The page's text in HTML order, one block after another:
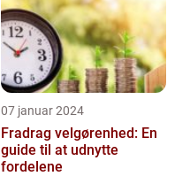
07 januar 2024
Fradrag velgørenhed: En
guide til at udnytte
fordelene